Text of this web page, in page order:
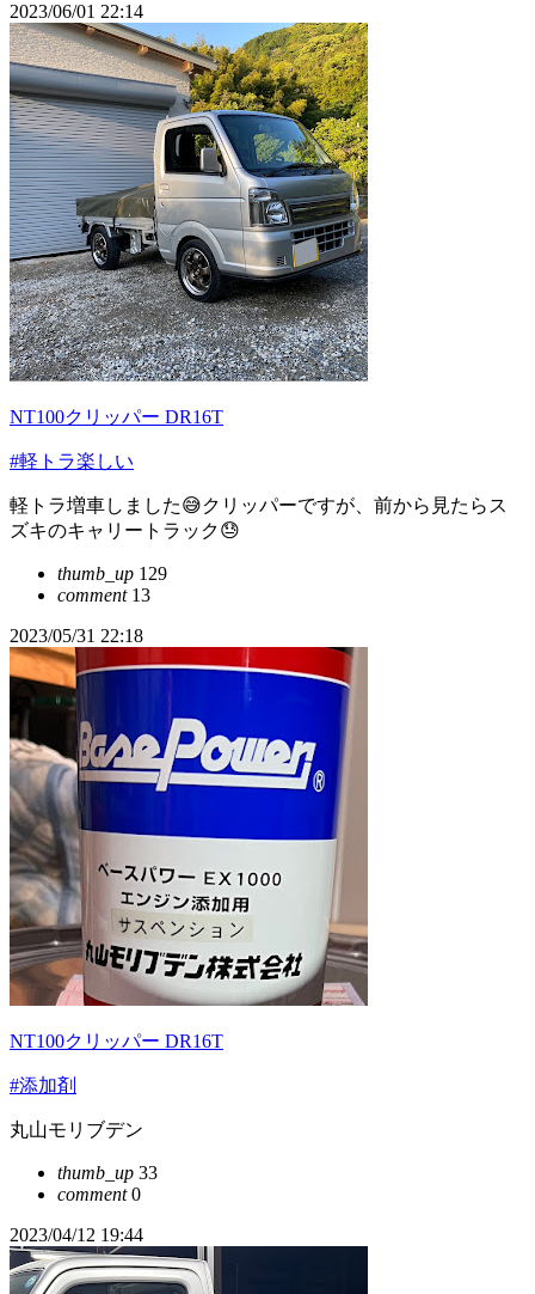
2023/06/01 22:14
NT100クリッパー DR16T
#軽トラ楽しい
軽トラ増車しました😅クリッパーですが、前から見たらス
ズキのキャリートラック😓
thumb_up 129
comment13
2023/05/31 22:18
NT100クリッパー DR16T
#添加剤
丸山モリブデン
thumb_up 33
comment0
2023/04/12 19:44